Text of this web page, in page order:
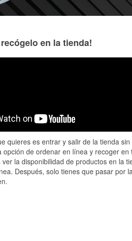
en la tienda!
quieres es entrar y salir de la tienda
de ordenar en línea y recoger en
la disponibilidad de productos en la
Después, solo tienes que pasar por